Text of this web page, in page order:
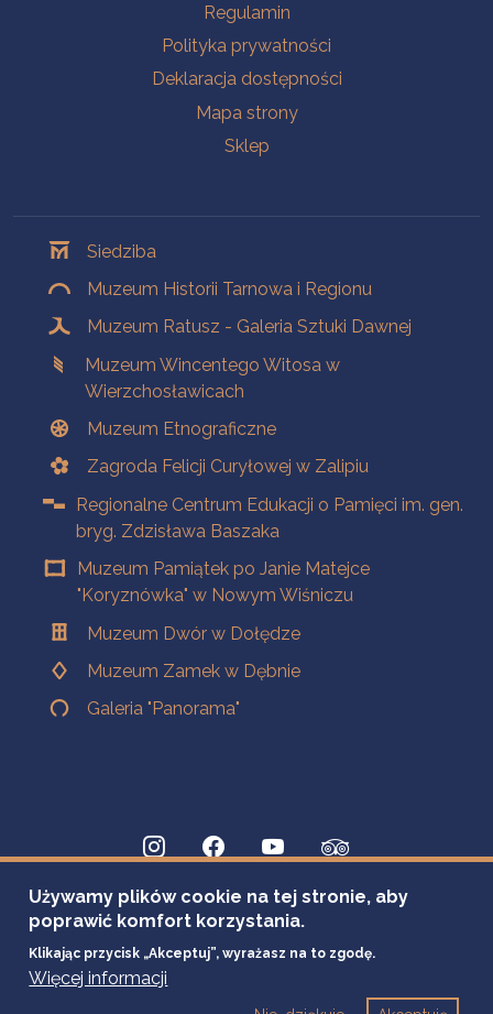
Regulamin
Polityka prywatności
Deklaracja dostępności
Mapa strony
Sklep
Siedziba
Muzeum Historii Tarnowa i Regionu
Muzeum Ratusz - Galeria Sztuki Dawnej
Muzeum Wincentego Witosa w
Wierzchosławicach
Muzeum Etnograficzne
Zagroda Felicji Curyłowej w Zalipiu
Regionalne Centrum Edukacji o Pamięci im. gen.
bryg. Zdzisława Baszaka
Muzeum Pamiątek po Janie Matejce
"Koryznówka" w Nowym Wiśniczu
Muzeum Dwór w Dołędze
Muzeum Zamek w Dębnie
Galeria "Panorama"
Używamy plików cookie na tej stronie, aby
poprawić komfort korzystania.
Klikając przycisk „Akceptuj”, wyrażasz na to zgodę.
Więcej informacji